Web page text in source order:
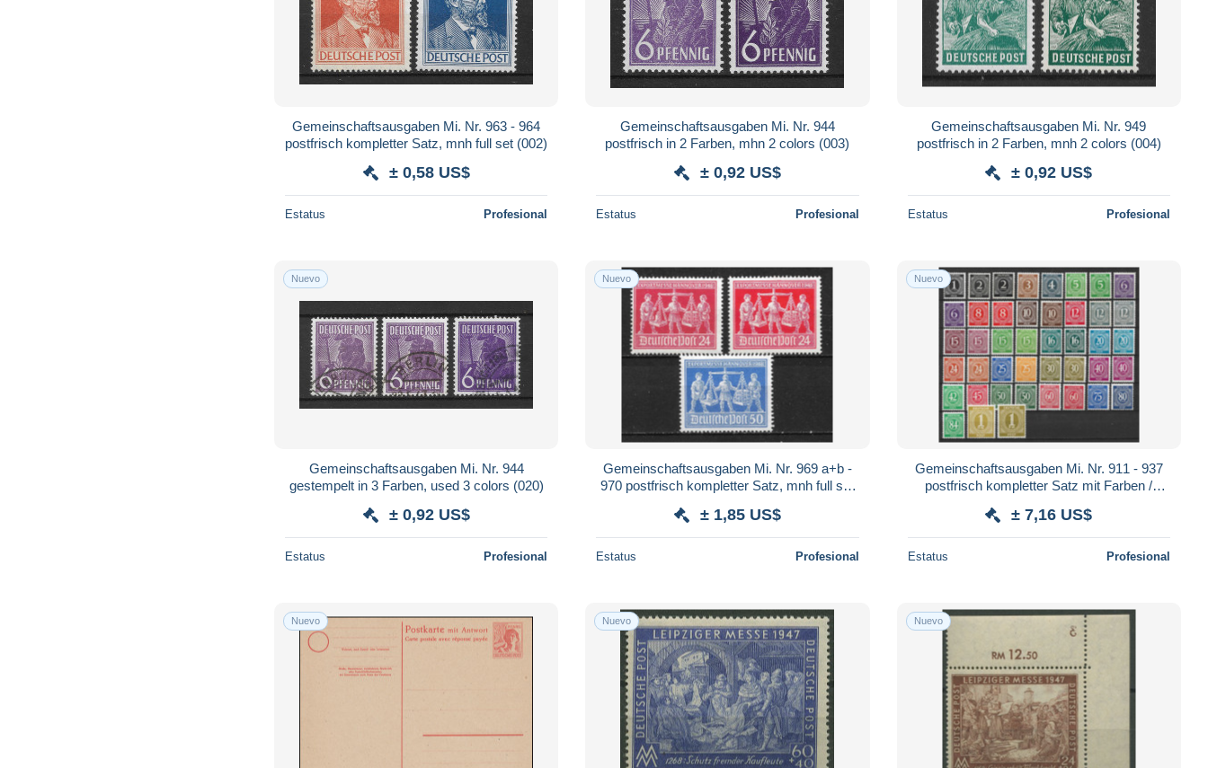
Gemeinschaftsausgaben Mi. Nr. 963 - 964
postfrisch kompletter Satz, mnh full set (002)
± 0,58 US$
Estatus Profesional
Gemeinschaftsausgaben Mi. Nr. 944
postfrisch in 2 Farben, mhn 2 colors (003)
± 0,92 US$
Estatus Profesional
Gemeinschaftsausgaben Mi. Nr. 949
postfrisch in 2 Farben, mnh 2 colors (004)
± 0,92 US$
Estatus Profesional
Nuevo
Gemeinschaftsausgaben Mi. Nr. 944
gestempelt in 3 Farben, used 3 colors (020)
± 0,92 US$
Estatus Profesional
Nuevo
Gemeinschaftsausgaben Mi. Nr. 969 a+b -
970 postfrisch kompletter Satz, mnh full set
± 1,85 US$
Estatus Profesional
Nuevo
Gemeinschaftsausgaben Mi. Nr. 911 - 937
postfrisch kompletter Satz mit Farben /
± 7,16 US$
Estatus Profesional
Nuevo Nuevo Nuevo